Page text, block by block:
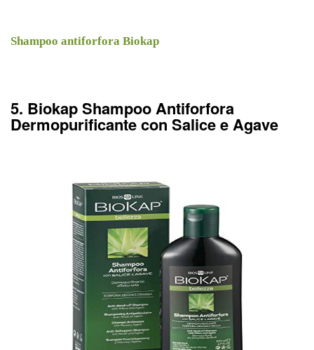
Shampoo antiforfora Biokap
5. Biokap Shampoo Antiforfora
Dermopurificante con Salice e Agave